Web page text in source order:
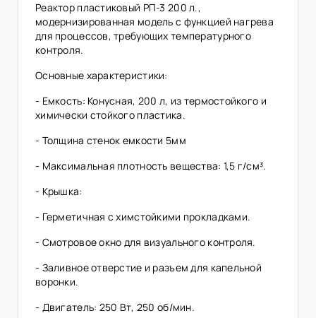
Реактор пластиковый РП-3 200 л.,
модернизированная модель с функцией нагрева
для процессов, требующих температурного
контроля.
Основные характеристики:
- Емкость: Конусная, 200 л, из термостойкого и
химически стойкого пластика.
- Толщина стенок емкости 5мм
- Максимальная плотность вещества: 1,5 г/см³.
- Крышка:
- Герметичная с химстойкими прокладками.
- Смотровое окно для визуального контроля.
- Заливное отверстие и разъем для капельной
воронки.
- Двигатель: 250 Вт, 250 об/мин.